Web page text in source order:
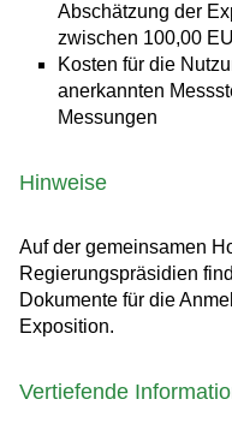
Abschätzung der
zwischen 100,00
Kosten für die
anerkannten
Messungen
Hinweise
Auf der gemeinsamen
Regierungspräsidien
Dokumente für die
Exposition.
Vertiefende